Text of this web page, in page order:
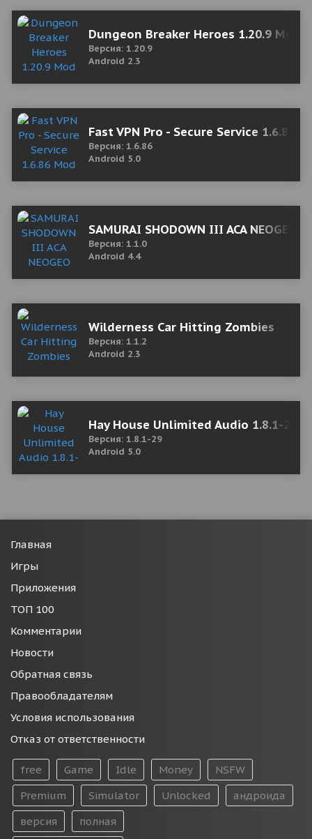
Dungeon Breaker Heroes 1.20.9 Mod
Версия: 1.20.9
Android 2.3
Fast VPN Pro - Secure Service 1.6.86
Версия: 1.6.86
Android 5.0
SAMURAI SHODOWN III ACA
Версия: 1.1.0
Android 4.4
Wilderness Car Hitting Zombies
Версия: 1.1.2
Android 2.3
Hay House Unlimited Audio 1.8.1-29
Версия: 1.8.1-29
Android 5.0
Главная
Игры
Приложения
ТОП 100
Комментарии
Новости
Обратная связь
Правообладателям
Условия использования
Отказ от ответственности
free Game Idle Money
NSFW
Premium
Simulator Unlocked
андроида
версия
полная